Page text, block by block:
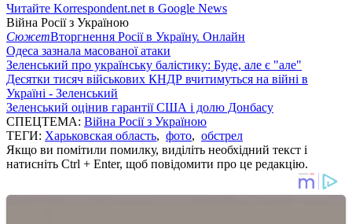
Читайте Korrespondent.net в Google News
Війна Росії з Україною
СюжетВторгнення Росії в Україну. Онлайн
Одеса зазнала масованої атаки
Зеленський про українську балістику: Буде, але є "але"
Десятки тисяч військових КНДР вчитимуться на війні в
Україні - Зеленський
Зеленський оцінив гарантії США і долю Донбасу
СПЕЦТЕМА: Війна Росії з Україною
ТЕГИ: Харьковская область, фото, обстрел
Якщо ви помітили помилку, виділіть необхідний текст і
натисніть Ctrl + Enter, щоб повідомити про це редакцію.